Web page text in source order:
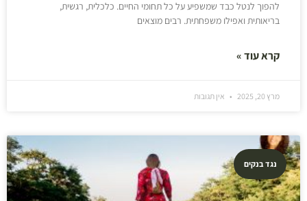
להפוך לנטל כבד שמשפיע על כל תחומי החיים. כלכלית, רגשית,
בריאותית ואפילו משפחתית. רבים מוצאים
קרא עוד »
מרץ 20, 2025 אין תגובות
נגד בנקים